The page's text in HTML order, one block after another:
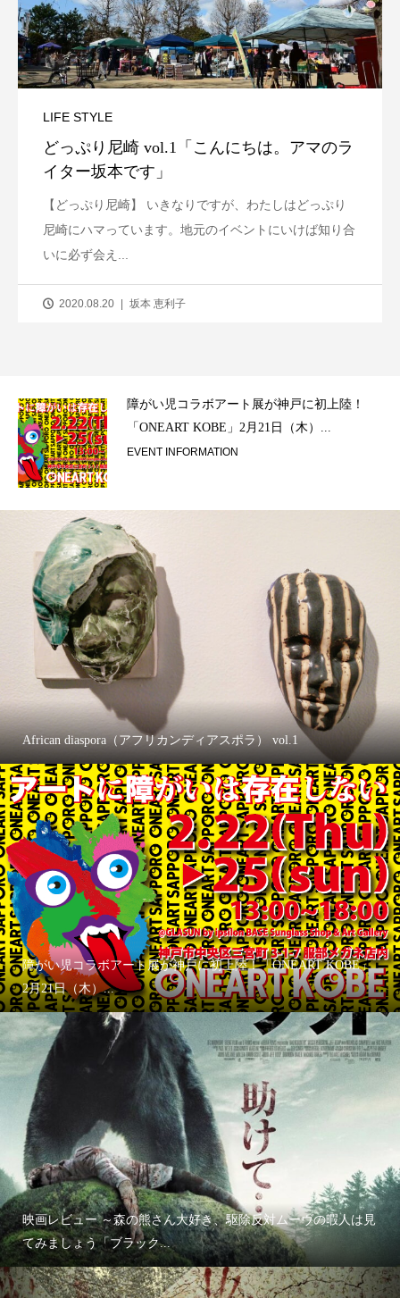
LIFE STYLE
どっぷり尼崎 vol.1「こんにちは。アマのラ
イター坂本です」
【どっぷり尼崎】 いきなりですが、わたしはどっぷり
尼崎にハマっています。地元のイベントにいけば知り合
いに必ず会え...
2020.08.20 坂本 恵利子
障がい児コラボアート展が神戸に初上陸！
「ONEART KOBE」2月21日（木）...
EVENT INFORMATION
African diaspora（アフリカンディアスポラ） vol.1
障がい児コラボアート展が神戸に初上陸！「ONEART KOBE」
2月21日（木）...
映画レビュー ～森の熊さん大好き、駆除反対ムーヴの暇人は見
てみましょう「ブラック...